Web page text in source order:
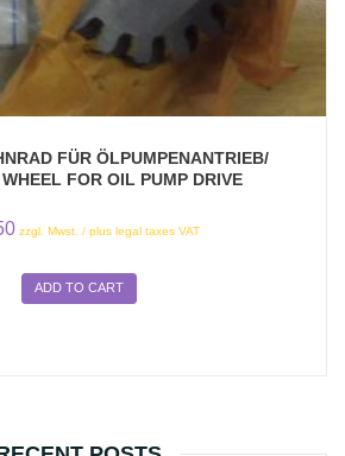
FÜR ÖLPUMPENANTRIEB/
FOR OIL PUMP DRIVE
zzgl. Mwst. / plus legal taxes VAT
ADD TO CART